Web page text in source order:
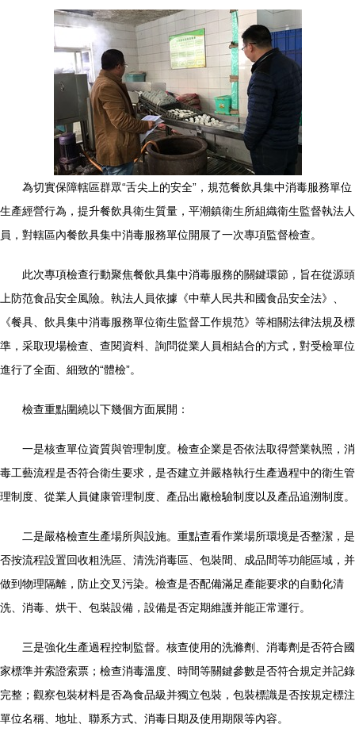
為切實保障轄區群眾“舌尖上的安全”，規范餐飲具集中消毒服務單位
生產經營行為，提升餐飲具衛生質量，平潮鎮衛生所組織衛生監督執法人
員，對轄區內餐飲具集中消毒服務單位開展了一次專項監督檢查。
此次專項檢查行動聚焦餐飲具集中消毒服務的關鍵環節，旨在從源頭
上防范食品安全風險。執法人員依據《中華人民共和國食品安全法》、
《餐具、飲具集中消毒服務單位衛生監督工作規范》等相關法律法規及標
準，采取現場檢查、查閱資料、詢問從業人員相結合的方式，對受檢單位
進行了全面、細致的“體檢”。
檢查重點圍繞以下幾個方面展開：
一是核查單位資質與管理制度。檢查企業是否依法取得營業執照，消
毒工藝流程是否符合衛生要求，是否建立并嚴格執行生產過程中的衛生管
理制度、從業人員健康管理制度、產品出廠檢驗制度以及產品追溯制度。
二是嚴格檢查生產場所與設施。重點查看作業場所環境是否整潔，是
否按流程設置回收粗洗區、清洗消毒區、包裝間、成品間等功能區域，并
做到物理隔離，防止交叉污染。檢查是否配備滿足產能要求的自動化清
洗、消毒、烘干、包裝設備，設備是否定期維護并能正常運行。
三是強化生產過程控制監督。核查使用的洗滌劑、消毒劑是否符合國
家標準并索證索票；檢查消毒溫度、時間等關鍵參數是否符合規定并記錄
完整；觀察包裝材料是否為食品級并獨立包裝，包裝標識是否按規定標注
單位名稱、地址、聯系方式、消毒日期及使用期限等內容。